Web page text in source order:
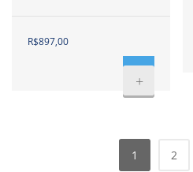
R$897,00
+
1 2